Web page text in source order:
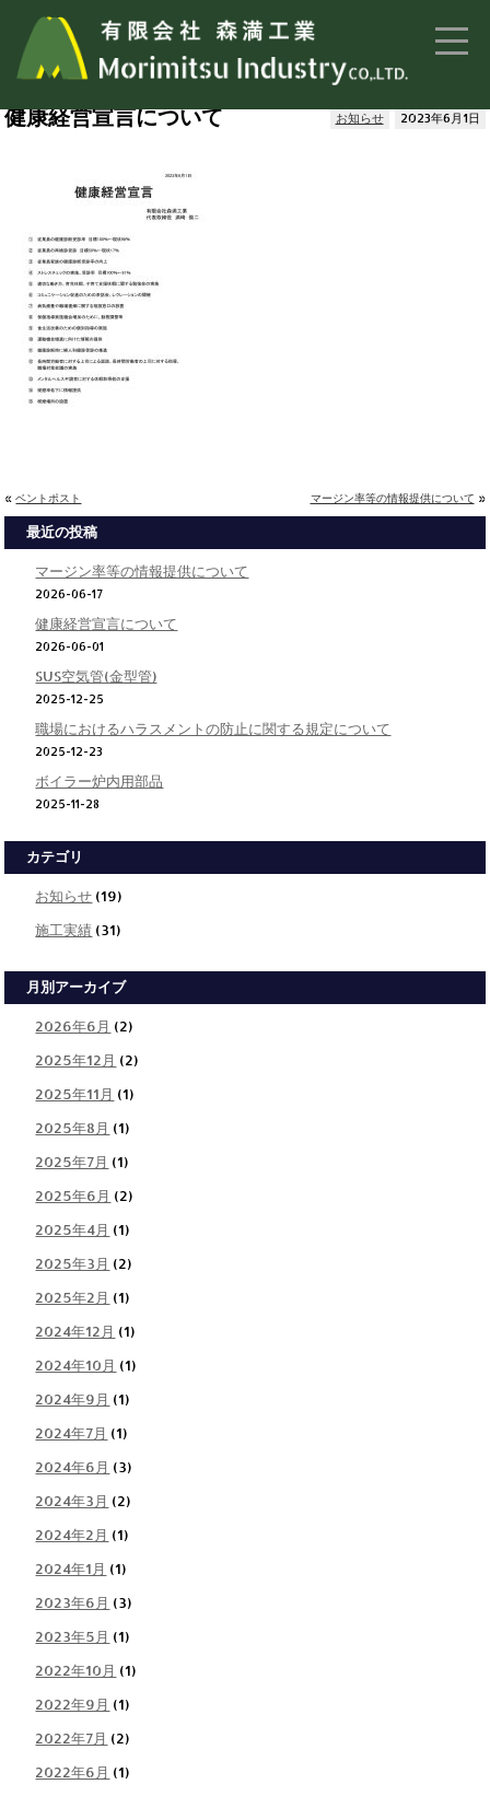
トップページ >お知らせ> 健康経営宣言について
お知らせ 2023年6月1日
健康経営宣言について
«ベントポスト マージン率等の情報提供について »
最近の投稿
マージン率等の情報提供について
2026-06-17
健康経営宣言について
2026-06-01
SUS空気管(金型管)
2025-12-25
職場におけるハラスメントの防止に関する規定について
2025-12-23
ボイラー炉内用部品
2025-11-28
カテゴリ
お知らせ (19)
施工実績 (31)
月別アーカイブ
2026年6月 (2)
2025年12月 (2)
2025年11月 (1)
2025年8月 (1)
2025年7月 (1)
2025年6月 (2)
2025年4月 (1)
2025年3月 (2)
2025年2月 (1)
2024年12月 (1)
2024年10月 (1)
2024年9月 (1)
2024年7月 (1)
2024年6月 (3)
2024年3月 (2)
2024年2月 (1)
2024年1月 (1)
2023年6月 (3)
2023年5月 (1)
2022年10月 (1)
2022年9月 (1)
2022年7月 (2)
2022年6月 (1)